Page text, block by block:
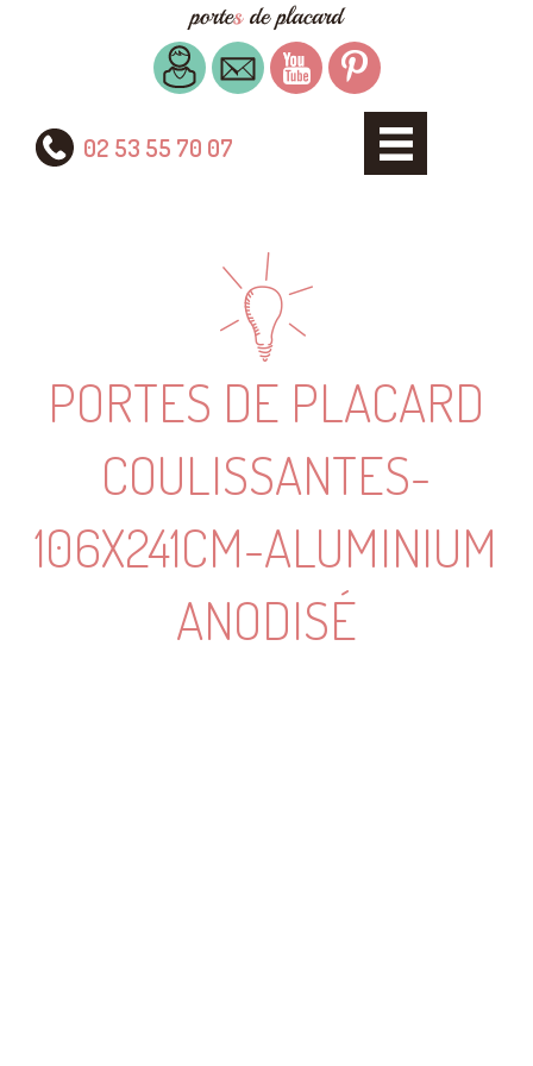
02 53 55 70 07
PORTES DE PLACARD
COULISSANTES-
106X241CM-ALUMINIUM
ANODISÉ